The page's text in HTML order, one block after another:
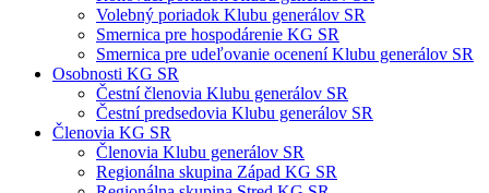
Volebný poriadok Klubu generálov SR
Smernica pre hospodárenie KG SR
Smernica pre udeľovanie ocenení Klubu generálov SR
Osobnosti KG SR
Čestní členovia Klubu generálov SR
Čestní predsedovia Klubu generálov SR
Členovia KG SR
Členovia Klubu generálov SR
Regionálna skupina Západ KG SR